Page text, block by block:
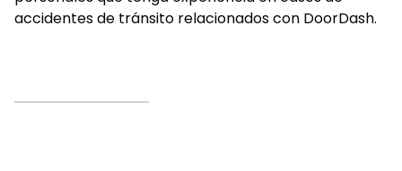
accidentes de tránsito relacionados con DoorDash.